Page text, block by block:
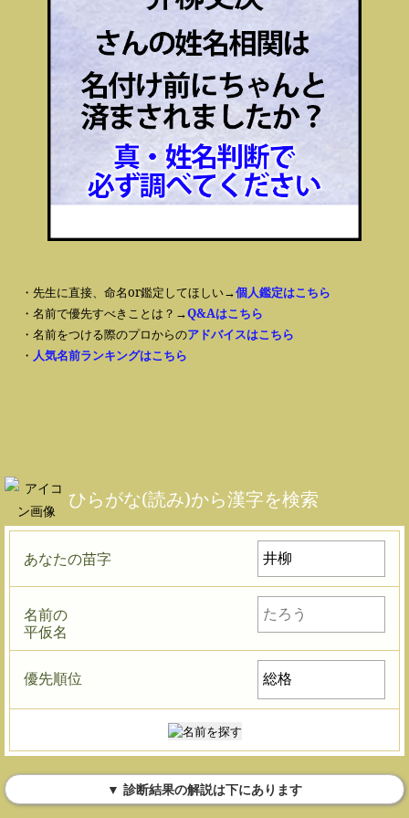
・先生に直接、命名or鑑定してほしい→個人鑑定はこちら
・名前で優先すべきことは？→Q&Aはこちら
・名前をつける際のプロからのアドバイスはこちら
・ 人気名前ランキングはこちら
ひらがな(読み)から漢字を検索
あなたの苗字
名前の
平仮名
優先順位
▼ 診断結果の解説は下にあります